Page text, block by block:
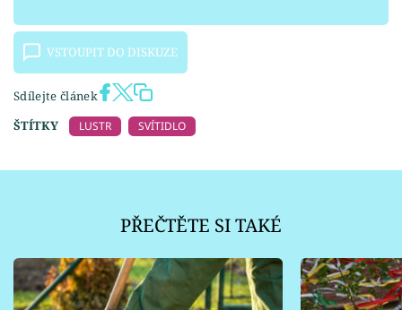
VSTOUPIT DO DISKUZE
Sdílejte článek
ŠTÍTKY
LUSTR SVÍTIDLO
PŘEČTĚTE SI TAKÉ